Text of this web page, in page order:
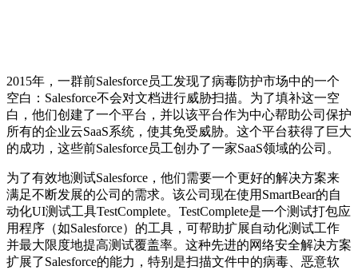
2015年，一群前Salesforce员工发现了病毒防护市场中的一个
空白：Salesforce不会对文档进行威胁扫描。为了填补这一空
白，他们创建了一个平台，并以该平台作为中心帮助公司保护
所有的企业云SaaS系统，使其免受威胁。这个平台获得了巨大
的成功，这些前Salesforce员工创办了一家SaaS领域的公司。
为了有效地测试Salesforce，他们需要一个更好的解决方案来
满足不断发展的公司的需求。该公司现在使用SmartBear的自
动化UI测试工具TestComplete。TestComplete是一个测试打包应
用程序（如Salesforce）的工具，可帮助扩展自动化测试工作
并最大限度地提高测试覆盖率。这种先进的网络安全解决方案
扩展了Salesforce的能力，特别是扫描文件中的病毒、恶意软